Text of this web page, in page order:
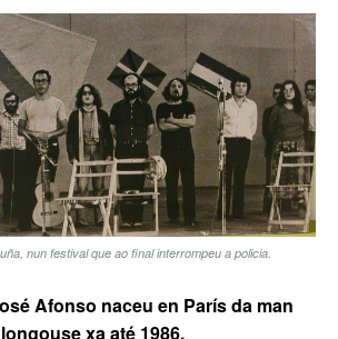
nun festival que ao final interrompeu a policia.
Afonso naceu en París da man
xa até 1986.